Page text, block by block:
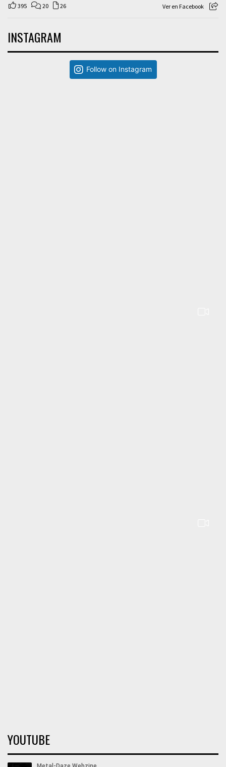
395 20 26 Ver en Facebook
INSTAGRAM
Follow on Instagram
YOUTUBE